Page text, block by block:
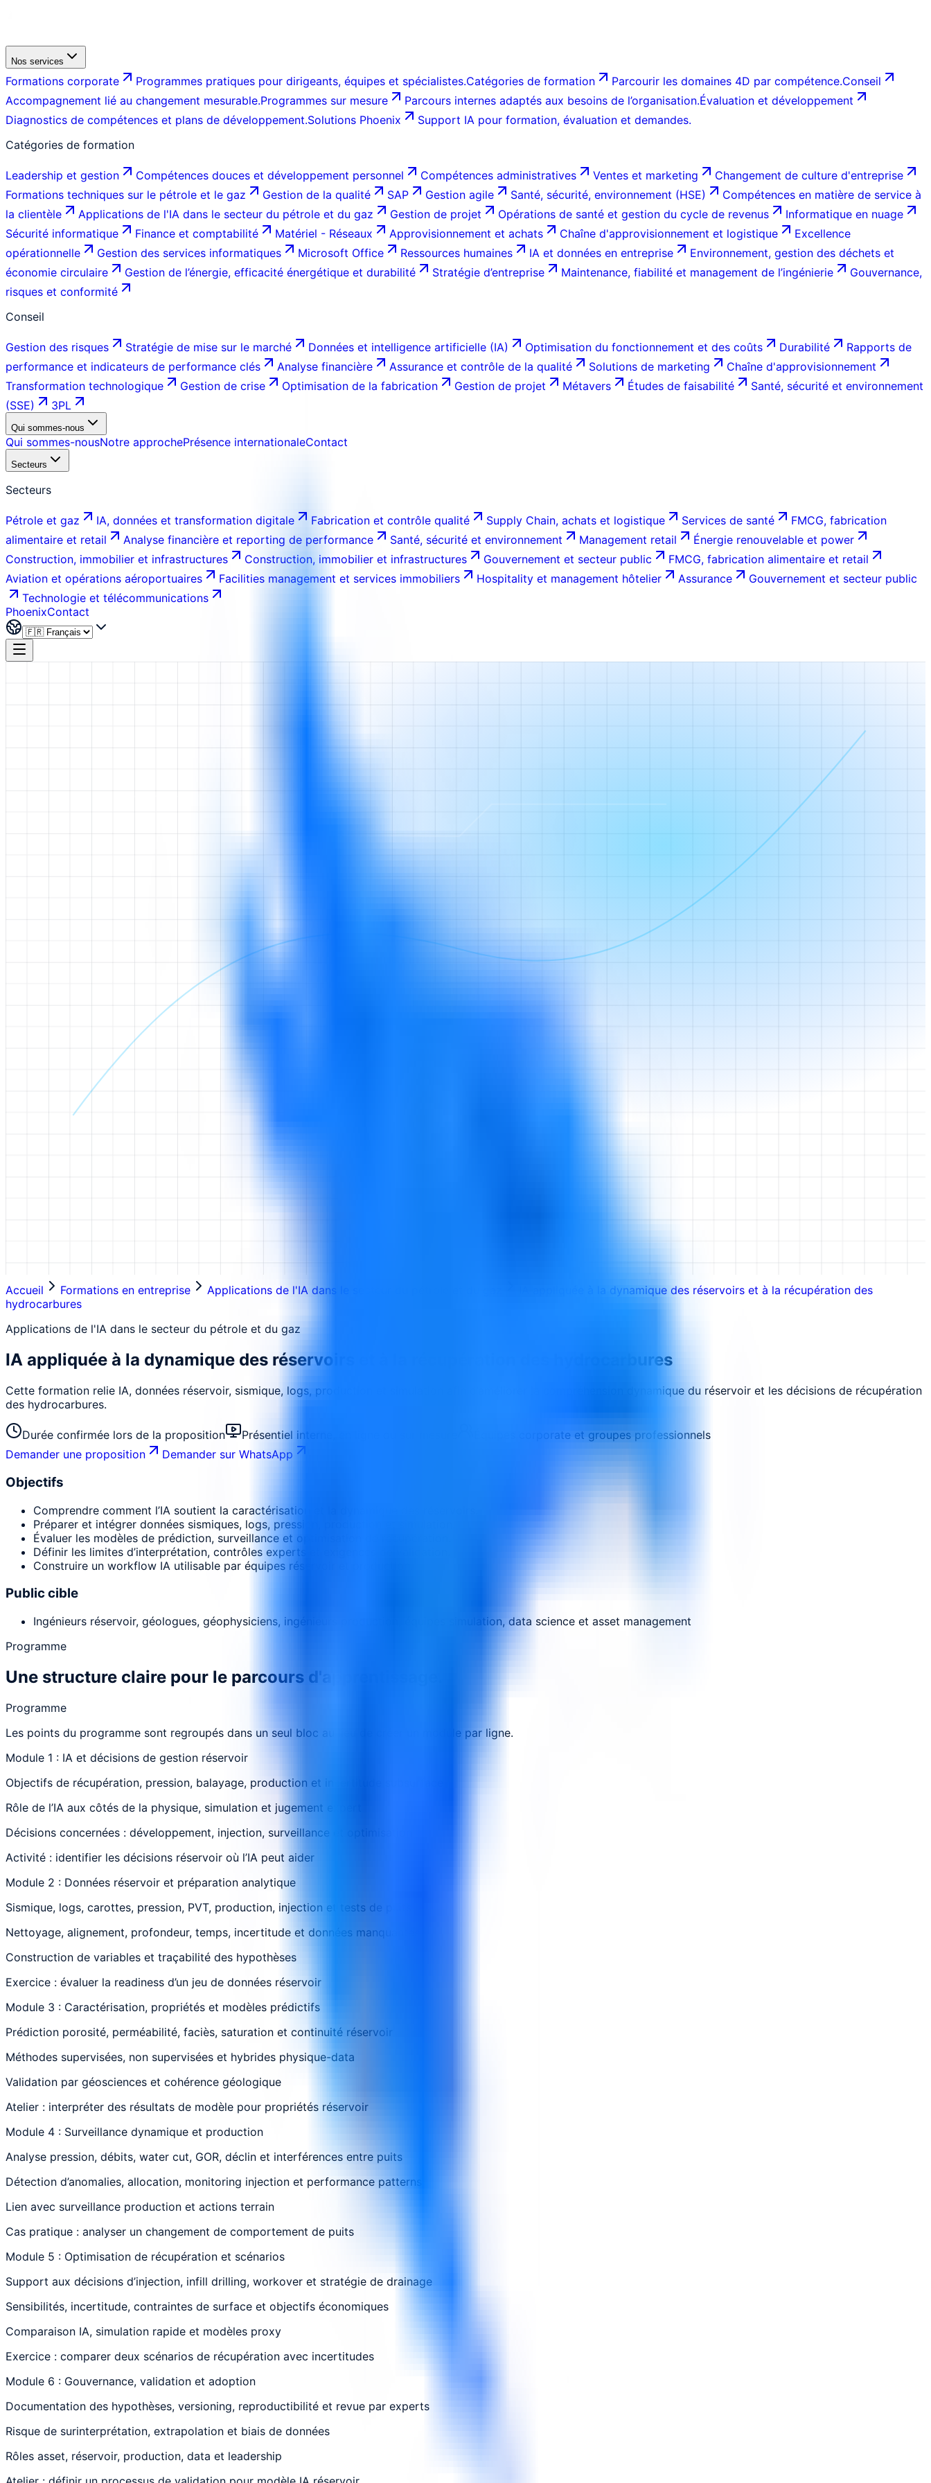
Nos services
Formations corporate Programmes pratiques pour dirigeants, équipes et spécialistes.Catégories de formation Parcourir les domaines 4D par compétence.Conseil
Accompagnement lié au changement mesurable.Programmes sur mesure Parcours internes adaptés aux besoins de l’organisation.Évaluation et développement
Diagnostics de compétences et plans de développement.Solutions Phoenix
Support IA pour formation, évaluation et demandes.
Catégories de formation
Leadership et gestion Compétences douces et développement personnel Compétences administratives Ventes et marketing
Changement de culture d'entreprise
Formations techniques sur le pétrole et le gaz
Gestion de la qualité SAP Gestion agile Santé, sécurité, environnement (HSE)
Compétences en matière de service à
la clientèle
Applications de l'IA dans le secteur du pétrole et du gaz Gestion de projet Opérations de santé et gestion du cycle de revenus
Informatique en nuage
Sécurité informatique
Finance et comptabilité Matériel - Réseaux Approvisionnement et achats Chaîne d'approvisionnement et logistique
Excellence
opérationnelle
Gestion des services informatiques Microsoft Office Ressources humaines IA et données en entreprise
Environnement, gestion des déchets et
économie circulaire
Gestion de l’énergie, efficacité énergétique et durabilité Stratégie d’entreprise Maintenance, fiabilité et management de l’ingénierie
Gouvernance,
risques et conformité
Conseil
Gestion des risques Stratégie de mise sur le marché Données et intelligence artificielle (IA) Optimisation du fonctionnement et des coûts Durabilité
Rapports de
performance et indicateurs de performance clés
Analyse financière Assurance et contrôle de la qualité Solutions de marketing
Chaîne d'approvisionnement
Transformation technologique
Gestion de crise Optimisation de la fabrication Gestion de projet Métavers Études de faisabilité
Santé, sécurité et environnement
(SSE)
3PL
Qui sommes-nous
Qui sommes-nousNotre approchePrésence internationaleContact
Secteurs
Secteurs
Pétrole et gaz IA, données et transformation digitale Fabrication et contrôle qualité Supply Chain, achats et logistique Services de santé
FMCG, fabrication
alimentaire et retail
Analyse financière et reporting de performance Santé, sécurité et environnement Management retail
Énergie renouvelable et power
Construction, immobilier et infrastructures
Construction, immobilier et infrastructures Gouvernement et secteur public
FMCG, fabrication alimentaire et retail
Aviation et opérations aéroportuaires
Facilities management et services immobiliers Hospitality et management hôtelier Assurance
Gouvernement et secteur public
Technologie et télécommunications
PhoenixContact
Accueil Formations en entreprise Applications de l'IA dans le secteur du pétrole et du gaz
IA appliquée à la dynamique des réservoirs et à la récupération des
hydrocarbures
Applications de l'IA dans le secteur du pétrole et du gaz
IA appliquée à la dynamique des réservoirs et à la récupération des hydrocarbures
Cette formation relie IA, données réservoir, sismique, logs, production et simulation afin d’améliorer la compréhension dynamique du réservoir et les décisions de récupération
des hydrocarbures.
Durée confirmée lors de la proposition Présentiel interne, en ligne ou sur mesure
Équipes corporate et groupes professionnels
Demander une proposition
Demander sur WhatsApp
Objectifs
Comprendre comment l’IA soutient la caractérisation et la dynamique des réservoirs.
Préparer et intégrer données sismiques, logs, pression, production et simulation.
Évaluer les modèles de prédiction, surveillance et optimisation de récupération.
Définir les limites d’interprétation, contrôles experts et exigences de validation.
Construire un workflow IA utilisable par équipes réservoir et production.
Public cible
Ingénieurs réservoir, géologues, géophysiciens, ingénieurs production, équipes simulation, data science et asset management
Programme
Une structure claire pour le parcours d'apprentissage.
Programme
Les points du programme sont regroupés dans un seul bloc au lieu de créer un module par ligne.
Module 1 : IA et décisions de gestion réservoir
Objectifs de récupération, pression, balayage, production et incertitude subsurface
Rôle de l’IA aux côtés de la physique, simulation et jugement expert
Décisions concernées : développement, injection, surveillance et optimisation
Activité : identifier les décisions réservoir où l’IA peut aider
Module 2 : Données réservoir et préparation analytique
Sismique, logs, carottes, pression, PVT, production, injection et tests de puits
Nettoyage, alignement, profondeur, temps, incertitude et données manquantes
Construction de variables et traçabilité des hypothèses
Exercice : évaluer la readiness d’un jeu de données réservoir
Module 3 : Caractérisation, propriétés et modèles prédictifs
Prédiction porosité, perméabilité, faciès, saturation et continuité réservoir
Méthodes supervisées, non supervisées et hybrides physique-data
Validation par géosciences et cohérence géologique
Atelier : interpréter des résultats de modèle pour propriétés réservoir
Module 4 : Surveillance dynamique et production
Analyse pression, débits, water cut, GOR, déclin et interférences entre puits
Détection d’anomalies, allocation, monitoring injection et performance patterns
Lien avec surveillance production et actions terrain
Cas pratique : analyser un changement de comportement de puits
Module 5 : Optimisation de récupération et scénarios
Support aux décisions d’injection, infill drilling, workover et stratégie de drainage
Sensibilités, incertitude, contraintes de surface et objectifs économiques
Comparaison IA, simulation rapide et modèles proxy
Exercice : comparer deux scénarios de récupération avec incertitudes
Module 6 : Gouvernance, validation et adoption
Documentation des hypothèses, versioning, reproductibilité et revue par experts
Risque de surinterprétation, extrapolation et biais de données
Rôles asset, réservoir, production, data et leadership